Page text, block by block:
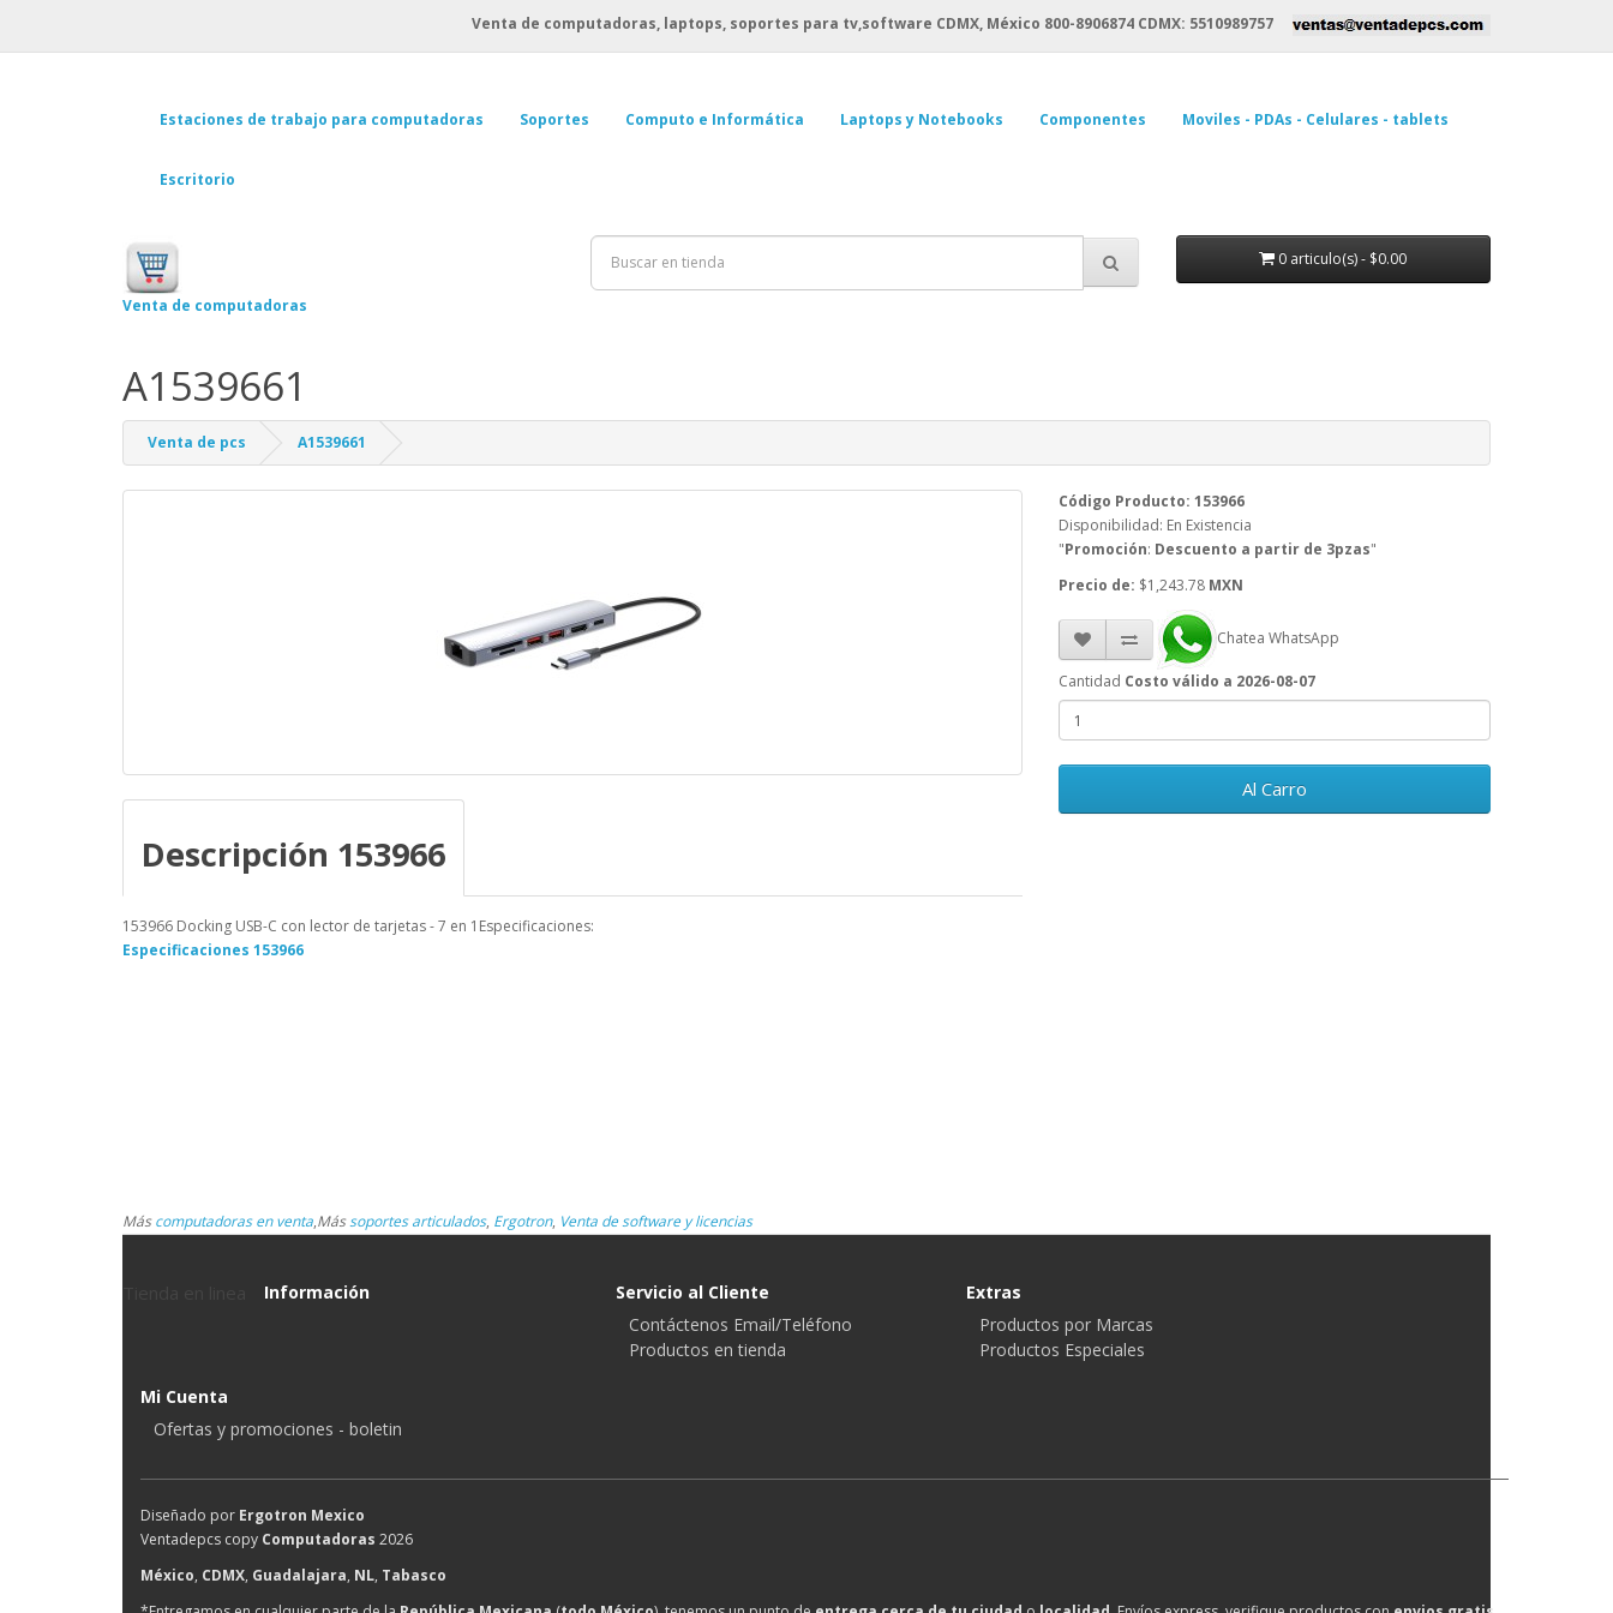
Venta de computadoras, laptops, soportes para tv,software CDMX, México 800-8906874 CDMX: 5510989757
Estaciones de trabajo para computadoras Soportes Computo e Informática Laptops y Notebooks Componentes Moviles - PDAs - Celulares - tablets
Escritorio
Venta de computadoras
0 articulo(s) - $0.00
A1539661
Venta de pcs A1539661
Descripción 153966
153966 Docking USB-C con lector de tarjetas - 7 en 1Especificaciones:
Código Producto: 153966
Disponibilidad: En Existencia
"Promoción: Descuento a partir de 3pzas"
Precio de: $1,243.78 MXN
Chatea WhatsApp
Cantidad Costo válido a 2026-08-07
Al Carro
Especificaciones 153966
Máscomputadoras en venta,Mássoportes articulados, Ergotron, Venta de software y licencias
Información
Servicio al Cliente
Contáctenos Email/Teléfono
Productos en tienda
Extras
Productos por Marcas
Productos Especiales
Mi Cuenta
Ofertas y promociones - boletin
Diseñado por Ergotron Mexico
Ventadepcs copy Computadoras 2026
México, CDMX, Guadalajara, NL, Tabasco